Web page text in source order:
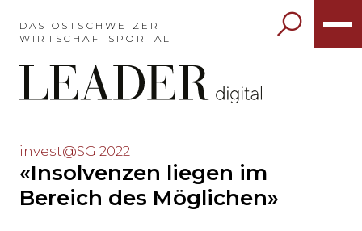
das
Hauptmenü
auslassen
und
Inhalt
springen?
DAS OSTSCHWEIZER
WIRTSCHAFTSPORTAL
Möchten
den
Hauptinhalt
invest@SG 2022
«Insolvenzen liegen im
Bereich des Möglichen»